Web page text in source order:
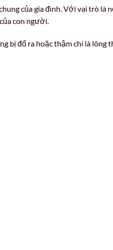
của gia đình. Với vai trò là
con người.
bị đổ ra hoặc thậm chí là lông